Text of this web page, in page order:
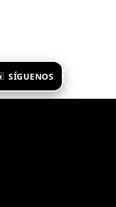
SÍGUENOS